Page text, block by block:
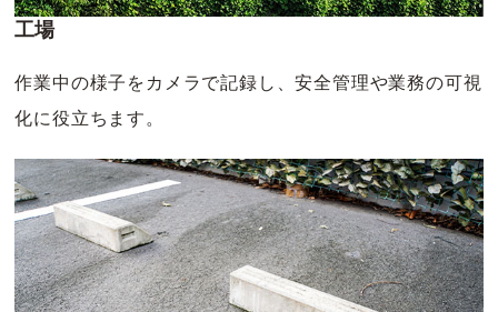
工場
作業中の様子をカメラで記録し、安全管理や業務の可視
化に役立ちます。